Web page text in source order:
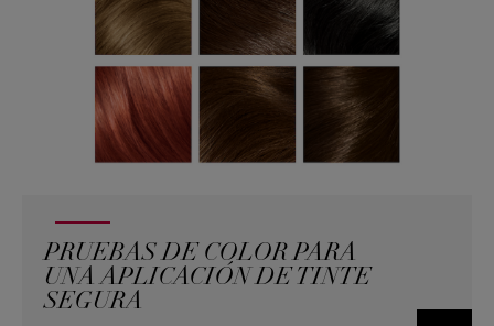
PRUEBAS DE COLOR PARA
UNA APLICACIÓN DE TINTE
SEGURA